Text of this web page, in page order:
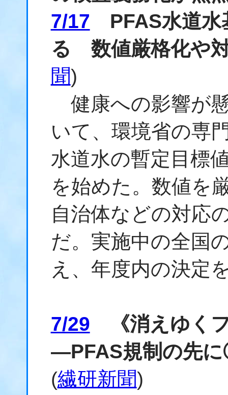
7/17 PFAS水道水
る 数値厳格化や
聞)
健康への影響が
いて、環境省の専
水道水の暫定目標
を始めた。数値を
自治体などの対応
だ。実施中の全国
え、年度内の決定
7/29 《消えゆく
―PFAS規制の先
(繊研新聞)